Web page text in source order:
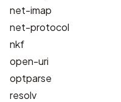
net-imap
net-protocol
nkf
open-uri
optparse
resolv